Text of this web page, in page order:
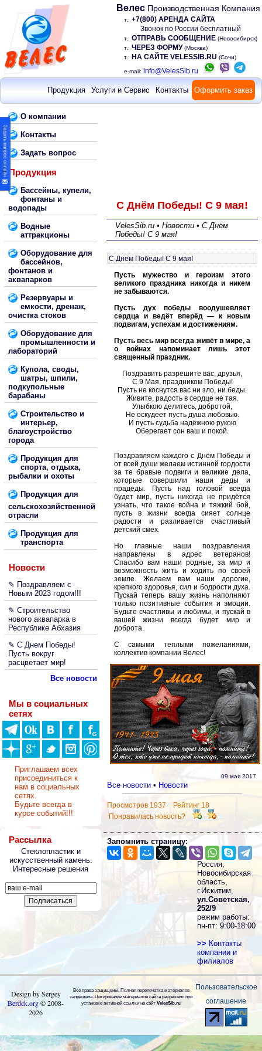
Велес Производственная Компания
т.: +7(800) АРЕНДА САЙТА
Звонок по России бесплатный
т.: ОТПРАВЬ СООБЩЕНИЕ (Новосибирск)
т.: ЧЕРЕЗ ФОРМУ (Москва)
т.: НА САЙТЕ VELESSIB.RU (Сочи)
e-mail: info@VelesSib.ru
Продукция Услуги и Сервис Контакты Оформить заказ
О компании
Контакты
Задать вопрос
Продукция
Бассейны, купели,
фонтаны и
водопады
Водные
аттракционы
Оборудование для
бассейнов,
фонтанов и
аквапарков
Резервуары и
емкости, дренаж,
очистка стоков
Оборудование для
промышленности и
лабораторий
Купола, своды,
шатры, шпили,
подкупольные
барабаны
Строительство и
интерьер,
благоустройство
города
Продукция для
спорта, отдыха,
рыбалки и охоты
Продукция для
сельскохозяйственной
отрасли
Продукция для
транспорта
Новости
✎ Поздравляем с
Новым 2023 годом!!!
✎ Строительство
нового аквапарка в
Республике Абхазия
✎ С Днем Победы!
Пусть вокруг
расцветает мир!
Все новости
Мы в социальных
сетях
Приглашаем всех
присоединиться к
нам в социальных
сетях.
Будьте всегда в
курсе событий!!!
Рассылка
Стеклопластик и
искусственный камень.
Интересные решения
С Днём Победы! С 9 мая!
VelesSib.ru • Новости • С Днём
Победы! С 9 мая!
С Днём Победы! С 9 мая!
Пусть мужество и героизм этого
великого праздника никогда и никем
не забываются.
Пусть дух победы воодушевляет
сердца и ведёт вперёд — к новым
подвигам, успехам и достижениям.
Пусть весь мир всегда живёт в мире, а
о войнах напоминает лишь этот
священный праздник.
Поздравить разрешите вас, друзья,
С 9 Мая, праздником Победы!
Пусть не коснутся вас ни зло, ни беды.
Живите, радость в сердце не тая.
Улыбкою делитесь, добротой,
Не оскудеет пусть душа любовью.
И пусть судьба надёжною рукою
Оберегает сон ваш и покой.
Поздравляем каждого с Днём Победы и
от всей души желаем истинной гордости
за те бравые подвиги и великие дела,
которые совершили наши деды и
прадеды. Пусть над головой всегда
будет мир, пусть никогда не придётся
узнать, что такое война и тяжкий бой,
пусть в жизни всегда сияет солнце
радости и разливается счастливый
детский смех.
Но главные наши поздравления
направлены в адрес ветеранов!
Спасибо вам наши родные, за мир и
возможность жить и ходить по своей
земле. Желаем вам наши дорогие,
крепкого здоровья, сил и бодрости духа.
Пускай теперь вашу жизнь наполняют
только позитивные события и эмоции.
Будьте счастливы и любимы, и пускай в
вашей жизни всегда будет мир и
доброта.
С самыми теплыми пожеланиями,
коллектив компании Велес!
09 мая 2017
Все новости• Новости
Просмотров 1937 Рейтинг 18
Понравилась новость?
Запомнить страницу:
Россия,
Новосибирская
область,
г.Искитим,
ул.Советская,
252/9
режим работы:
пн-пт: 9:00-18:00
>> Контакты
компании и
филиалов
Design by Sergey
Berdck.org©2008-
2026
Все права защищены. Полная перепечатка материалов
запрещена. Цитирование материалов сайта разрешено при
установке активной ссылки на сайт VelesSib.ru
Пользовательское
соглашение